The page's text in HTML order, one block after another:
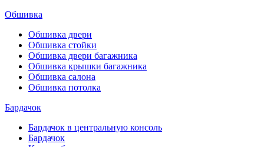
Обшивка
Обшивка двери
Обшивка стойки
Обшивка двери багажника
Обшивка крышки багажника
Обшивка салона
Обшивка потолка
Бардачок
Бардачок в центральную консоль
Бардачок